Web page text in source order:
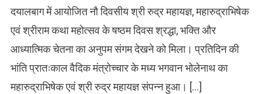
दयालबाग में आयोजित नौ दिवसीय श्री रुद्र महायज्ञ, महारुद्राभिषेक
एवं श्रीराम कथा महोत्सव के षष्ठम दिवस श्रद्धा, भक्ति और
आध्यात्मिक चेतना का अनुपम संगम देखने को मिला। प्रतिदिन की
भांति प्रातःकाल वैदिक मंत्रोच्चार के मध्य भगवान भोलेनाथ का
महारुद्राभिषेक एवं श्री रुद्र महायज्ञ संपन्न हुआ। […]